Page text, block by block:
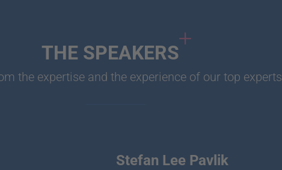
THE SPEAKERS
the expertise and the experience of our top experts
Stefan Lee Pavlik